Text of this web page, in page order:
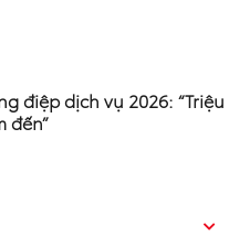
điệp dịch vụ 2026: “Triệu
đến”